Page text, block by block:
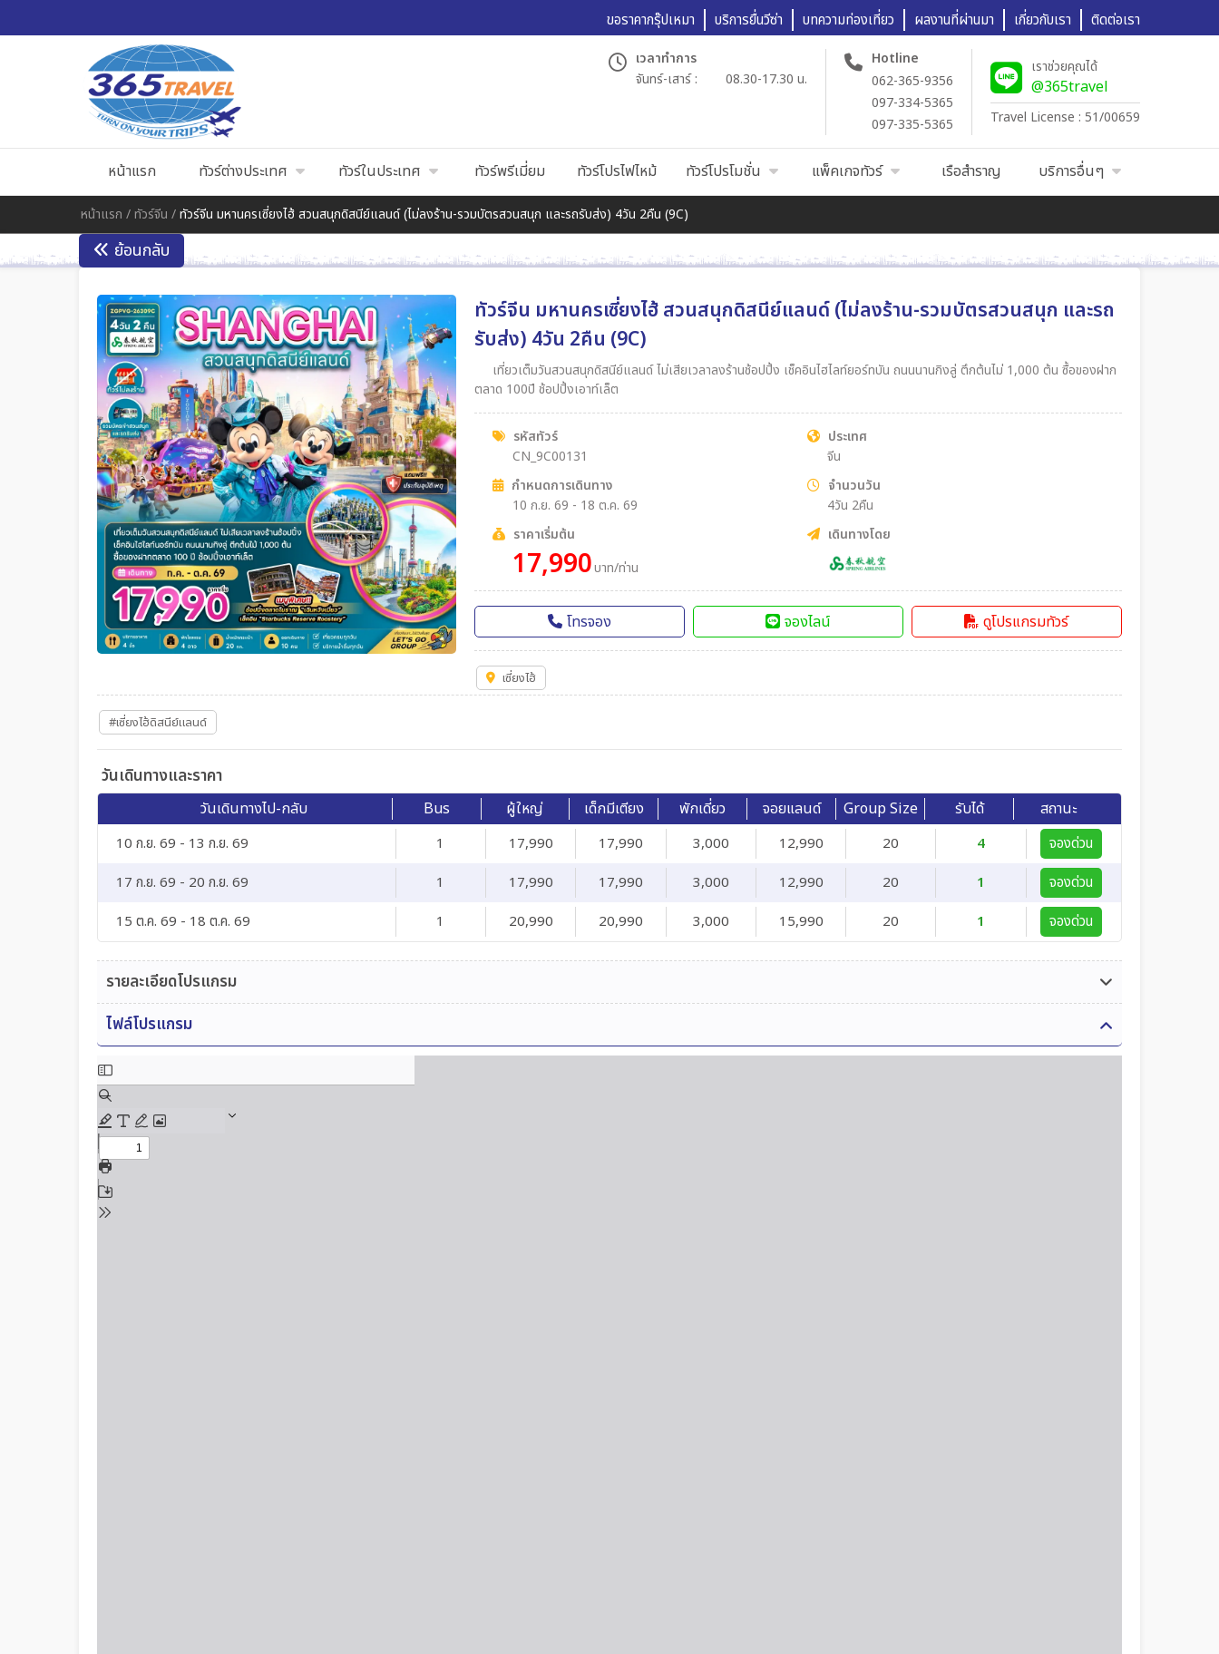
ขอราคากรุ๊ปเหมา บริการยื่นวีซ่า บทความท่องเที่ยว ผลงานที่ผ่านมา เกี่ยวกับเรา ติดต่อเรา
เวลาทำการ
จันทร์-เสาร์ :
08.30-17.30 น.
Hotline
062-365-9356
097-334-5365
097-335-5365
เราช่วยคุณได้
@365travel
Travel License : 51/00659
หน้าแรก ทัวร์ต่างประเทศ ทัวร์ในประเทศ ทัวร์พรีเมี่ยม ทัวร์โปรไฟไหม้ ทัวร์โปรโมชั่น แพ็คเกจทัวร์ เรือสำราญ บริการอื่นๆ
หน้าแรก /ทัวร์จีน /ทัวร์จีน มหานครเซี่ยงไฮ้ สวนสนุกดิสนีย์แลนด์ (ไม่ลงร้าน-รวมบัตรสวนสนุก และรถรับส่ง) 4วัน 2คืน (9C)
ย้อนกลับ
ทัวร์จีน มหานครเซี่ยงไฮ้ สวนสนุกดิสนีย์แลนด์ (ไม่ลงร้าน-รวมบัตรสวนสนุก และรถ
รับส่ง) 4วัน 2คืน (9C)
เที่ยวเต็มวันสวนสนุกดิสนีย์แลนด์ ไม่เสียเวลาลงร้านช้อปปิ้ง เช็คอินไฮไลท์ยอร์ทบัน ถนนนานกิงลู่ ตึกต้นไม่ 1,000 ต้น ซื้อของฝาก
ตลาด 100ปี ช้อปปิ้งเอาท์เล็ต
รหัสทัวร์
CN_9C00131
ประเทศ
จีน
กำหนดการเดินทาง
10 ก.ย. 69 - 18 ต.ค. 69
จำนวนวัน
4วัน 2คืน
ราคาเริ่มต้น
17,990บาท/ท่าน
เดินทางโดย
โทรจอง จองไลน์ ดูโปรแกรมทัวร์
เซี่ยงไฮ้
#เซี่ยงไฮ้ดิสนีย์แลนด์
วันเดินทางและราคา
วันเดินทางไป-กลับ Bus ผู้ใหญ่ เด็กมีเตียง พักเดี่ยว จอยแลนด์ Group Size รับได้ สถานะ
10 ก.ย. 69 - 13 ก.ย. 69 1 17,990 17,990 3,000 12,990 20 4
จองด่วน
17 ก.ย. 69 - 20 ก.ย. 69
1 17,990 17,990 3,000 12,990 20 1
จองด่วน
15 ต.ค. 69 - 18 ต.ค. 69
1 20,990 20,990 3,000 15,990 20 1 จองด่วน
รายละเอียดโปรแกรม
ไฟล์โปรแกรม